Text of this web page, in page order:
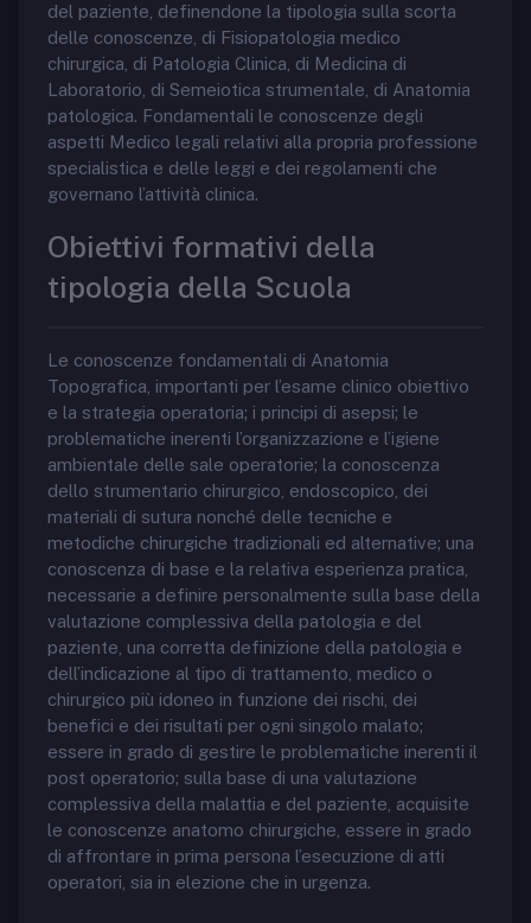
del paziente, definendone la tipologia sulla scorta
delle conoscenze, di Fisiopatologia medico
chirurgica, di Patologia Clinica, di Medicina di
Laboratorio, di Semeiotica strumentale, di Anatomia
patologica. Fondamentali le conoscenze degli
aspetti Medico legali relativi alla propria professione
specialistica e delle leggi e dei regolamenti che
governano l’attività clinica.
Obiettivi formativi della
tipologia della Scuola
Le conoscenze fondamentali di Anatomia
Topografica, importanti per l’esame clinico obiettivo
e la strategia operatoria; i principi di asepsi; le
problematiche inerenti l’organizzazione e l’igiene
ambientale delle sale operatorie; la conoscenza
dello strumentario chirurgico, endoscopico, dei
materiali di sutura nonché delle tecniche e
metodiche chirurgiche tradizionali ed alternative; una
conoscenza di base e la relativa esperienza pratica,
necessarie a definire personalmente sulla base della
valutazione complessiva della patologia e del
paziente, una corretta definizione della patologia e
dell’indicazione al tipo di trattamento, medico o
chirurgico più idoneo in funzione dei rischi, dei
benefici e dei risultati per ogni singolo malato;
essere in grado di gestire le problematiche inerenti il
post operatorio; sulla base di una valutazione
complessiva della malattia e del paziente, acquisite
le conoscenze anatomo chirurgiche, essere in grado
di affrontare in prima persona l’esecuzione di atti
operatori, sia in elezione che in urgenza.